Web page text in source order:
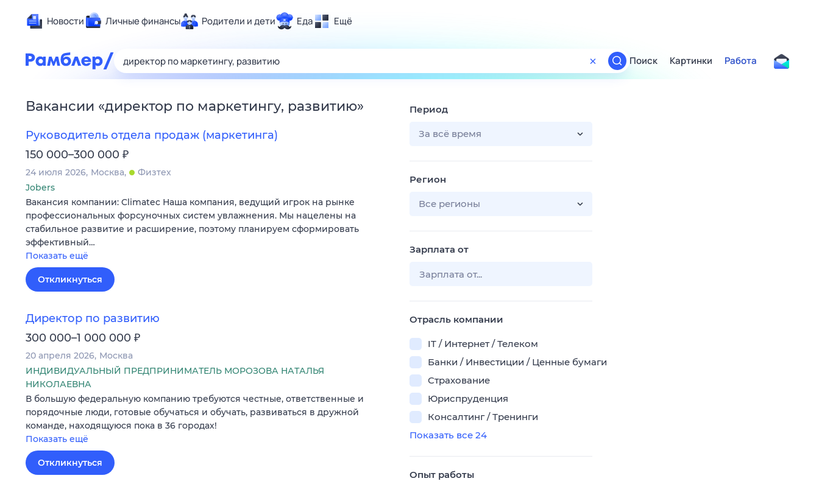
Новости Личные финансы Родители и дети Еда Ещё
Здоровье
Развлечения и отдых
Спорт
Карьера
Сберегаем вместе
Гороскопы
Поиск
ТВ-программа
Поиск Картинки Работа
Вакансии «директор по маркетингу, развитию»
Руководитель отдела продаж (маркетинга)
150 000–300 000 ₽
24 июля 2026 Москва
Физтех
Jobers
Вакансия компании: Climatec Наша компания, ведущий игрок на рынке
профессиональных форсуночных систем увлажнения. Мы нацелены на
стабильное развитие и расширение, поэтому планируем сформировать
эффективный…
Показать ещё
Откликнуться
Директор по развитию
300 000–1 000 000 ₽
20 апреля 2026 Москва
ИНДИВИДУАЛЬНЫЙ ПРЕДПРИНИМАТЕЛЬ МОРОЗОВА НАТАЛЬЯ
НИКОЛАЕВНА
В большую федеральную компанию требуются честные, ответственные и
порядочные люди, готовые обучаться и обучать, развиваться в дружной
команде, находящуюся пока в 36 городах!
Показать ещё
Откликнуться
Период
За всё время
Регион
Все регионы
Зарплата от
Отрасль компании
IT / Интернет / Телеком
Банки / Инвестиции / Ценные бумаги
Страхование
Юриспруденция
Консалтинг / Тренинги
Показать все 24
Опыт работы